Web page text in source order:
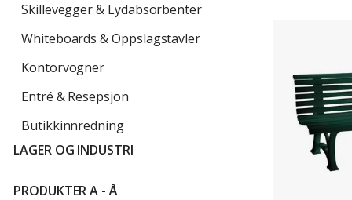
Skillevegger & Lydabsorbenter
Whiteboards & Oppslagstavler
Kontorvogner
Entré & Resepsjon
Butikkinnredning
LAGER OG INDUSTRI
PRODUKTER A - Å